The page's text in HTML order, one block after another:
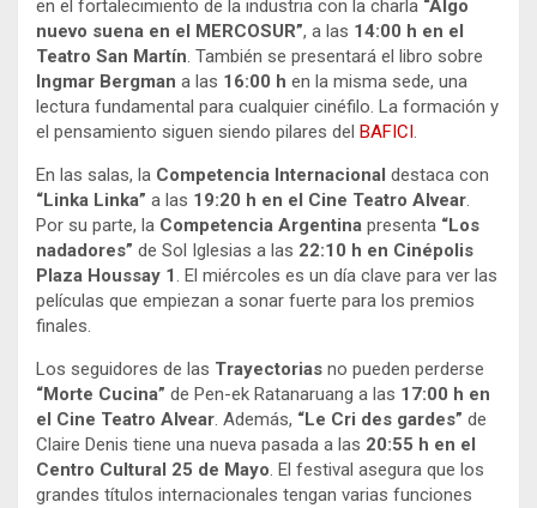
en el fortalecimiento de la industria con la charla “Algo
nuevo suena en el MERCOSUR”, a las 14:00 h en el
Teatro San Martín. También se presentará el libro sobre
Ingmar Bergman a las 16:00 h en la misma sede, una
lectura fundamental para cualquier cinéfilo. La formación y
el pensamiento siguen siendo pilares del BAFICI .
En las salas, la Competencia Internacional destaca con
“Linka Linka” a las 19:20 h en el Cine Teatro Alvear.
Por su parte, la Competencia Argentina presenta “Los
nadadores” de Sol Iglesias a las 22:10 h en Cinépolis
Plaza Houssay 1. El miércoles es un día clave para ver las
películas que empiezan a sonar fuerte para los premios
finales.
Los seguidores de las Trayectorias no pueden perderse
“Morte Cucina” de Pen-ek Ratanaruang a las 17:00 h en
el Cine Teatro Alvear. Además, “Le Cri des gardes” de
Claire Denis tiene una nueva pasada a las 20:55 h en el
Centro Cultural 25 de Mayo. El festival asegura que los
grandes títulos internacionales tengan varias funciones